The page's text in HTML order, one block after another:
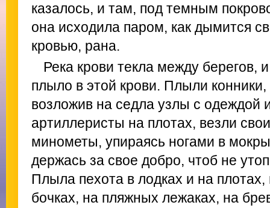
казалось, и там, под темным
она исходила паром, как дымится
кровью, рана.
Река крови текла между берегов,
плыло в этой крови. Плыли
возложив на седла узлы с
артиллеристы на плотах, везли
минометы, упираясь ногами в
держась за свое добро, чтоб не
Плыла пехота в лодках и на
бочках, на пляжных лежаках, на